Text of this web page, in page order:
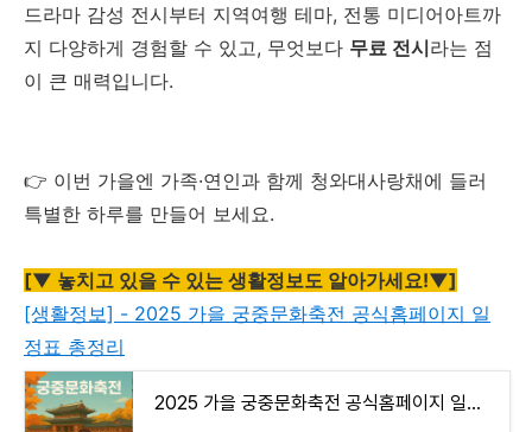
드라마 감성 전시부터 지역여행 테마, 전통 미디어아트까
지 다양하게 경험할 수 있고, 무엇보다 무료 전시라는 점
이 큰 매력입니다.
👉 이번 가을엔 가족·연인과 함께 청와대사랑채에 들러
특별한 하루를 만들어 보세요.
[▼ 놓치고 있을 수 있는 생활정보도 알아가세요!▼]
[생활정보] - 2025 가을 궁중문화축전 공식홈페이지 일
정표 총정리
2025 가을 궁중문화축전 공식홈페이지 일정표 총정리